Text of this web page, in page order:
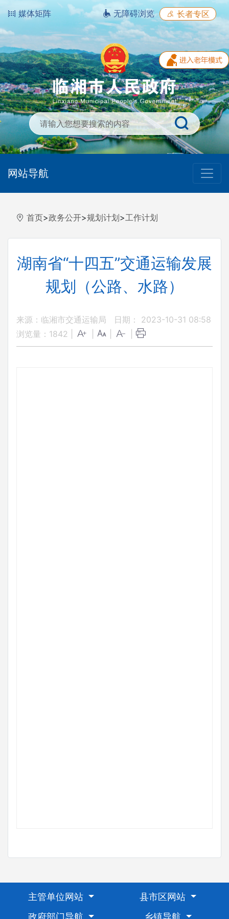
媒体矩阵 无障碍浏览 长者专区
网站导航
首页>政务公开>规划计划>工作计划
湖南省“十四五”交通运输发展
规划（公路、水路）
来源：临湘市交通运输局
日期： 2023-10-31 08:58
浏览量： 1842
主管单位网站
县市区网站
政府部门导航
乡镇导航